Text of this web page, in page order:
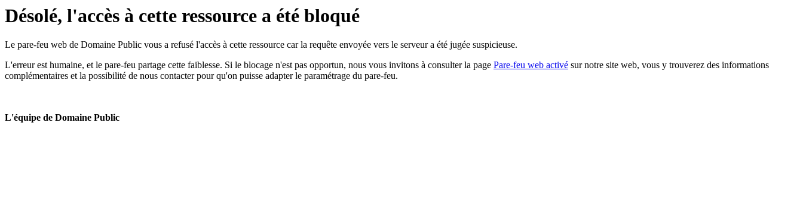
Désolé, l'accès à cette ressource a été bloqué
Le pare-feu web de Domaine Public vous a refusé l'accès à cette ressource car la requête envoyée vers le serveur a été jugée suspicieuse.
L'erreur est humaine, et le pare-feu partage cette faiblesse. Si le blocage n'est pas opportun, nous vous invitons à consulter la page Pare-feu web activé sur notre site web, vous y trouverez des informations
complémentaires et la possibilité de nous contacter pour qu'on puisse adapter le paramétrage du pare-feu.
L'équipe de Domaine Public